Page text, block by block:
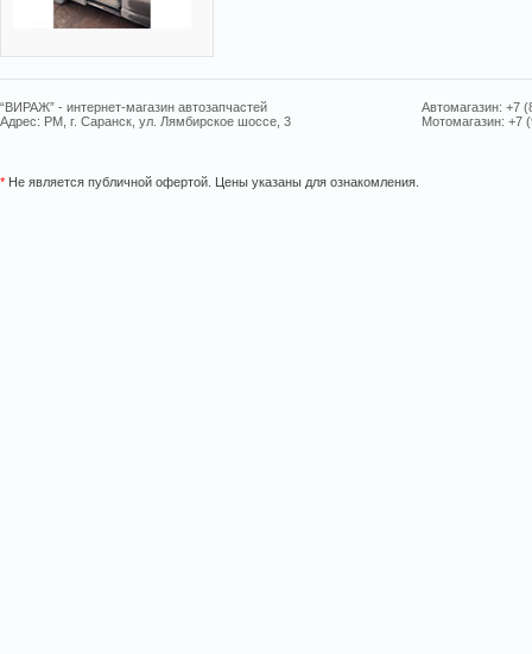
“ВИРАЖ” - интернет-магазин автозапчастей
Адрес: РМ, г. Саранск, ул. Лямбирское шоссе, 3
Автомагазин: +7
Мотомагазин: +7
* Не является публичной офертой. Цены указаны для ознакомления.